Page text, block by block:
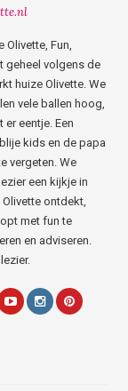
Olivette, Fun,
geheel volgens de
huize Olivette. We
vele ballen hoog,
er eentje. Een
kids en de papa
vergeten. We
een kijkje in
ontdekt,
met fun te
en adviseren.